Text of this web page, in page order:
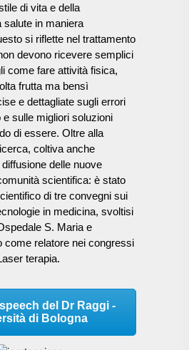
di vita e della
salute in maniera
si riflette nel trattamento
devono ricevere semplici
come fare attività fisica,
frutta ma bensì
e dettagliate sugli errori
sulle migliori soluzioni
di essere. Oltre alla
coltiva anche
delle nuove
scientifica: è stato
di tre convegni sui
in medicina, svoltisi
S. Maria e
come relatore nei congressi
terapia.
del Dr Raggi -
di Bologna